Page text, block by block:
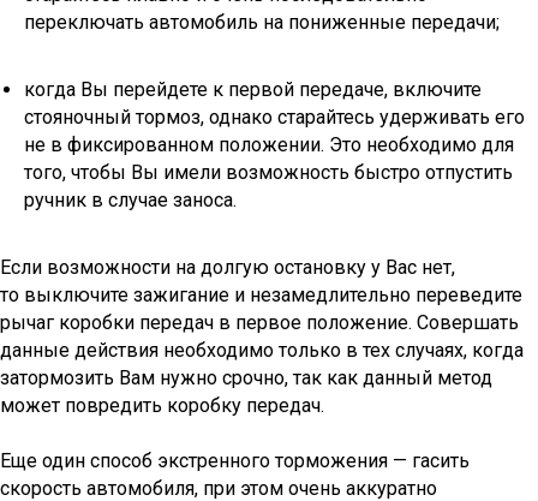
переключать автомобиль на пониженные передачи;
когда Вы перейдете к первой передаче, включите
стояночный тормоз, однако старайтесь удерживать его
не в фиксированном положении. Это необходимо для
того, чтобы Вы имели возможность быстро отпустить
ручник в случае заноса.
Если возможности на долгую остановку у Вас нет,
то выключите зажигание и незамедлительно переведите
рычаг коробки передач в первое положение. Совершать
данные действия необходимо только в тех случаях, когда
затормозить Вам нужно срочно, так как данный метод
может повредить коробку передач.
Еще один способ экстренного торможения — гасить
скорость автомобиля, при этом очень аккуратно